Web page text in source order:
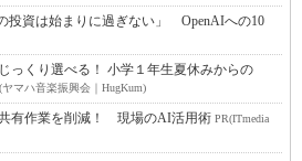
投資は始まりに過ぎない」 OpenAIへの10
っくり選べる！ 小学１年生夏休みからの
ヤマハ音楽振興会｜HugKum)
有作業を削減！ 現場のAI活用術 PR(ITmedia